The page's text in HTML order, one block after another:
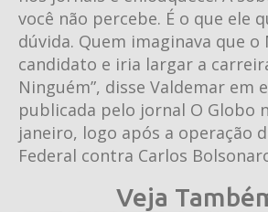
você não percebe. É o que ele
dúvida. Quem imaginava que o
candidato e iria largar a
Ninguém”, disse Valdemar em
publicada pelo jornal O Globo
janeiro, logo após a operação
Federal contra Carlos
Veja